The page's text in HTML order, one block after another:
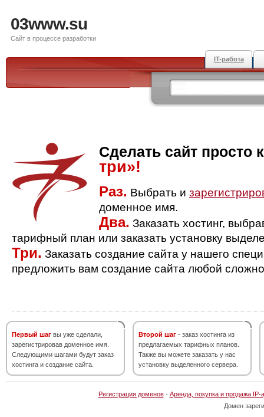
03www.su
Сайт в процессе разработки
IT-работа
Сделать сайт просто
три»!
Раз. Выбрать и
доменное имя.
Два. Заказать хостинг,
тарифный план или заказать установку
Три. Заказать создание сайта у нашего
предложить вам создание сайта любой
Первый шаг вы уже сделали,
зарегистрировав доменное имя.
Следующими шагами будут заказ
хостинга и создание сайта.
Второй шаг - заказ хостинга из
предлагаемых тарифных планов.
Также вы можете заказать у нас
установку выделенного сервера.
Регистрация доменов· Аренда, покупка и продажа IP-
Домен